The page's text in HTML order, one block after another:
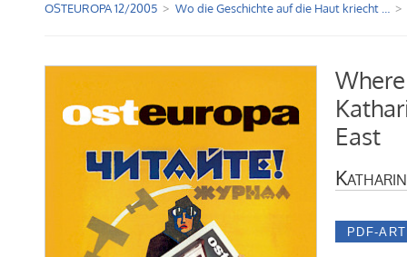
OSTEUROPA 12/2005 Wo die Geschichte auf die Haut kriecht …
East